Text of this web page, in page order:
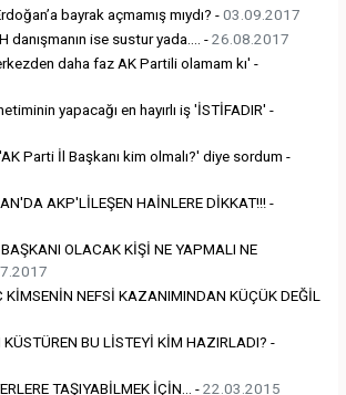
bayrak açmamış mıydı? -03.09.2017
danışmanın ise sustur yada.... -26.08.2017
daha faz AK Partili olamam kı' -
yapacağı en hayırlı iş 'İSTİFADIR' -
Parti İl Başkanı kim olmalı?' diye sordum -
AKP'LİLEŞEN HAİNLERE DİKKAT!!! -
OLACAK KİŞİ NE YAPMALI NE
KİMSENİN NEFSİ KAZANIMINDAN KÜÇÜK DEĞİL
KÜSTÜREN BU LİSTEYİ KİM HAZIRLADI? -
TAŞIYABİLMEK İÇİN... -22.03.2015